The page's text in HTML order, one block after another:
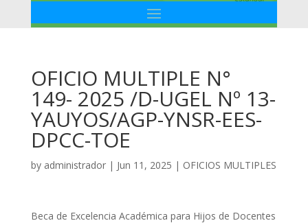
OFICIO MULTIPLE N°
149- 2025 /D-UGEL Nº 13-
YAUYOS/AGP-YNSR-EES-
DPCC-TOE
by administrador| Jun 11, 2025 | OFICIOS MULTIPLES
Beca de Excelencia Académica para Hijos de Docentes